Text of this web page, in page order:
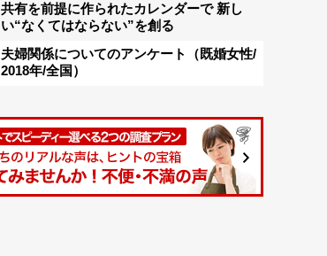
共有を前提に作られたカレンダーで 新し
い“なくてはならない”を創る
夫婦関係についてのアンケート（既婚女性/
2018年/全国）